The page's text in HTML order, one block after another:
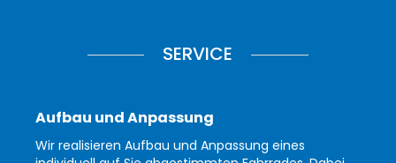
SERVICE
Aufbau und Anpassung
Wir realisieren Aufbau und Anpassung eines